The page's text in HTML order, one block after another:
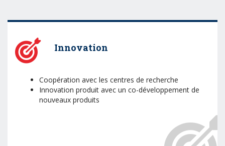
Innovation
Coopération avec les centres de recherche
Innovation produit avec un co-développement de
nouveaux produits